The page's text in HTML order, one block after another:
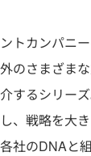
トカンパニ
のさまざま
するシリー
、戦略を大
社のDNAと